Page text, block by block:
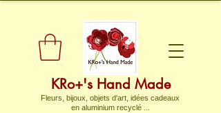
KRo+'s Hand Made
Fleurs, bijoux, objets d'art, idées cadeaux
en aluminium recyclé ...